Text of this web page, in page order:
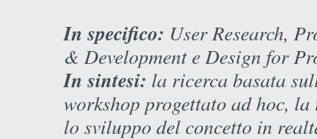
In specifico: User Research,
& Development e Design for
In sintesi: la ricerca basata
workshop progettato ad hoc,
lo sviluppo del concetto in